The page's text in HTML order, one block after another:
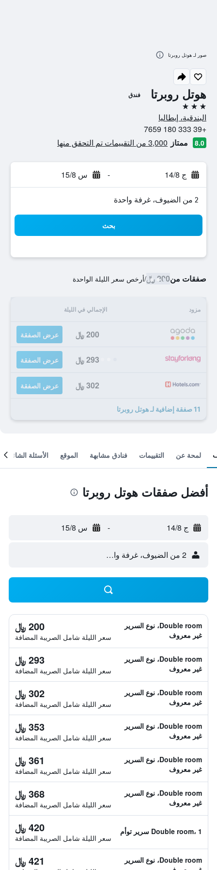
هوتل روبرتا فندق
3 نجوم
البندقية، إيطاليا
+39 333 180 7659
8.0 ممتاز 3,000 من التقييمات تم التحقق منها
ج 14/8 - س 15/8
2 من الضيوف، غرفة واحدة
بحث
صفقات من200 ﷼ /أرخص سعر الليلة الواحدة
مزود الإجمالي في الليلة
200 ﷼ عرض الصفقة
293 ﷼ عرض الصفقة
302 ﷼ عرض الصفقة
11 صفقة إضافية لـ هوتل روبرتا
صور لـ هوتل روبرتا
لمحة عن التقييمات فنادق مشابهة الموقع الأسئلة الشائعة
أفضل صفقات هوتل روبرتا
ج 14/8 - س 15/8
2 من الضيوف، غرفة واحدة
Double room، نوع السرير
غير معروف
200 ﷼
سعر الليلة شامل الصريبة المضافة
Double room، نوع السرير
غير معروف
293 ﷼
سعر الليلة شامل الصريبة المضافة
Double room، نوع السرير
غير معروف
302 ﷼
سعر الليلة شامل الصريبة المضافة
Double room، نوع السرير
غير معروف
353 ﷼
سعر الليلة شامل الصريبة المضافة
Double room، نوع السرير
غير معروف
361 ﷼
سعر الليلة شامل الصريبة المضافة
Double room، نوع السرير
غير معروف
368 ﷼
سعر الليلة شامل الصريبة المضافة
Double room، 1 سرير توأم 420 ﷼
سعر الليلة شامل الصريبة المضافة
Double room، نوع السرير
421 ﷼